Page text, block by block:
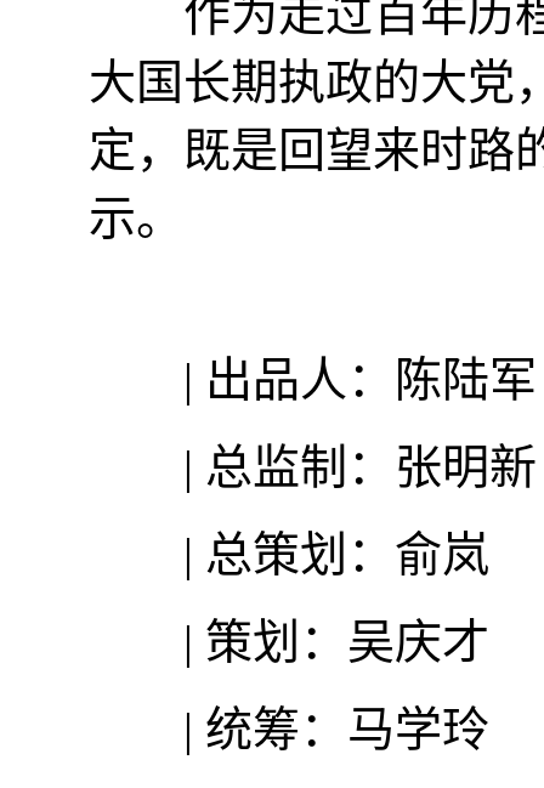
作为走过百年历程
大国长期执政的大党
定，既是回望来时路
示。
| 出品人：陈陆军
| 总监制：张明新
| 总策划：俞岚
| 策划：吴庆才
| 统筹：马学玲